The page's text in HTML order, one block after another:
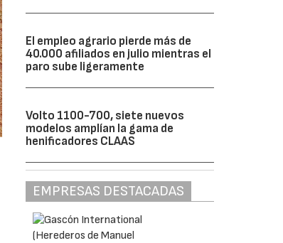
El empleo agrario pierde más de
40.000 afiliados en julio mientras el
paro sube ligeramente
Volto 1100-700, siete nuevos
modelos amplían la gama de
henificadores CLAAS
EMPRESAS DESTACADAS